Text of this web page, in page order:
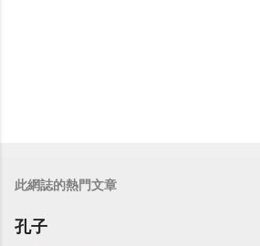
此網誌的熱門文章
孔子